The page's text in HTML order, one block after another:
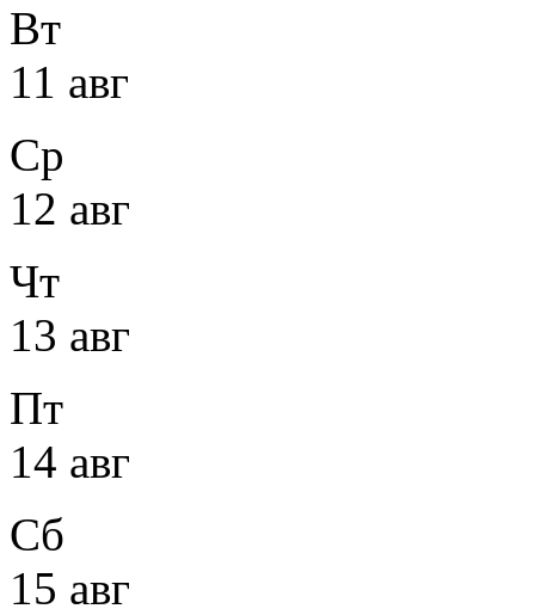
Вт
11 авг
Ср
12 авг
Чт
13 авг
Пт
14 авг
Сб
15 авг